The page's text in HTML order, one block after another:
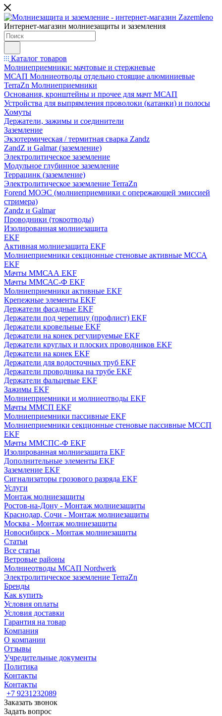
Интернет-магазин молниезащиты и заземления
Каталог товаров
Молниеприемники: мачтовые и стержневые
МСАП Молниеотводы отдельно стоящие алюминиевые
TerraZn Молниеприемники
Основания, кронштейны и прочее для мачт МСАП
Устройства для выпрямления проволоки (катанки) и полосы
Хомуты
Держатели, зажимы и соединители
Заземление
Экзотермическая / термитная сварка Zandz
ZandZ и Galmar (заземление)
Электролитическое заземление
Модульное глубинное заземление
Террацинк (заземление)
Электролитическое заземление TerraZn
Forend МОЭС (молниеприемники с опережающей эмиссией
стримера)
Zandz и Galmar
Проводники (токоотводы)
Изолированная молниезащита
EKF
Активная молниезащита EKF
Молниеприемники секционные стеновые активные МССА
EKF
Мачты ММСАА EKF
Мачты ММСАС-Ф EKF
Молниеприемники активные EKF
Крепежные элементы EKF
Держатели фасадные EKF
Держатели под черепицу (профлист) EKF
Держатели кровельные EKF
Держатели на конек регулируемые EKF
Держатели круглых и плоских проводников EKF
Держатели на конек EKF
Держатели для водосточных труб EKF
Держатели проводника на трубе EKF
Держатели фальцевые EKF
Зажимы EKF
Молниеприемники и молниеотводы EKF
Мачты ММСП EKF
Молниеприемники пассивные EKF
Молниеприемники секционные стеновые пассивные МССП
EKF
Мачты ММСПС-Ф EKF
Изолированная молниезащита EKF
Дополнительные элементы EKF
Заземление EKF
Сигнализаторы грозового разряда EKF
Услуги
Монтаж молниезащиты
Ростов-на-Дону - Монтаж молниезащиты
Краснодар, Сочи - Монтаж молниезащиты
Москва - Монтаж молниезащиты
Новосибирск - Монтаж молниезащиты
Статьи
Все статьи
Ветровые районы
Молниеотводы МСАП Nordwerk
Электролитическое заземление TerraZn
Бренды
Как купить
Условия оплаты
Условия доставки
Гарантия на товар
Компания
О компании
Отзывы
Учредительные документы
Политика
Контакты
Контакты
+7 9231232089
Заказать звонок
Задать вопрос